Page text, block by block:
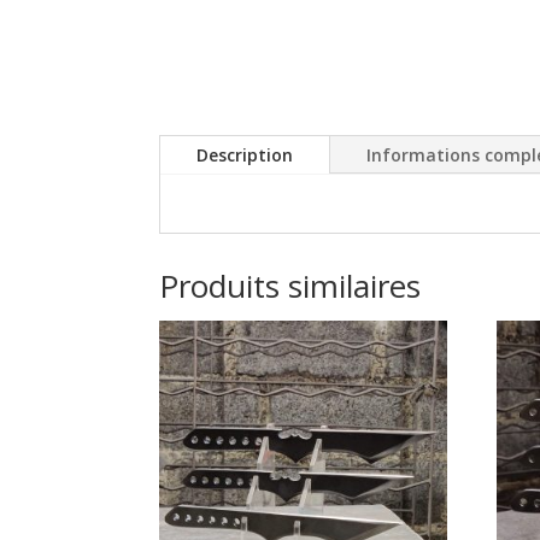
Description Informations
Produits similaires